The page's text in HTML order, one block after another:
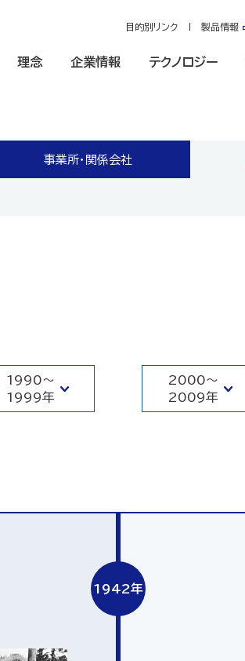
目的別リンク 製品情報
理念 企業情報 テクノロジー
事業所・関係会社
1990～
1999年
2000～
2009年
1942年